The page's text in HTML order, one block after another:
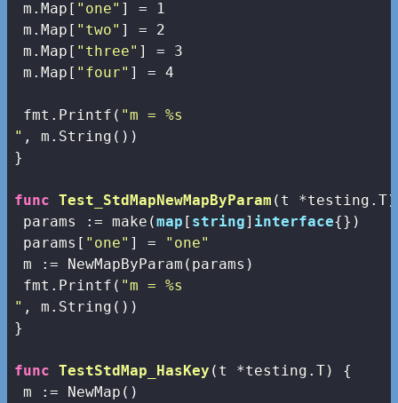
m.Map[ "one" ] = 1
m.Map[ "two" ] = 2
m.Map[ "three" ] = 3
m.Map[ "four" ] = 4
fmt.Printf( "m = %s
" , m.String())
}
func Test_StdMapNewMapByParam (t *testing.T)
params := make (map [ string] interface{})
params[ "one" ] = "one"
m := NewMapByParam(params)
fmt.Printf( "m = %s
" , m.String())
}
func TestStdMap_HasKey (t *testing.T)
{
m := NewMap()